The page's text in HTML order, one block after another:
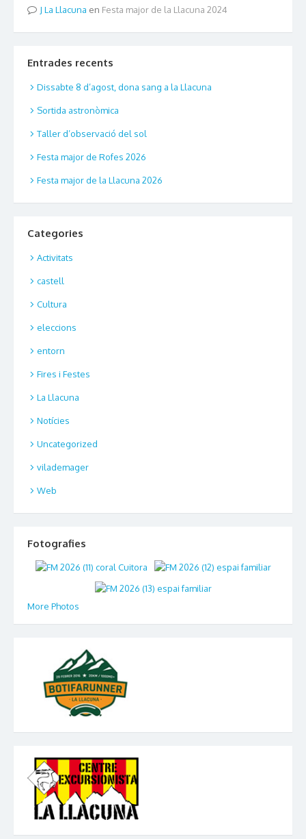
La Llacuna en Festa major de la Llacuna 2024
Entrades recents
Dissabte 8 d’agost, dona sang a la Llacuna
Sortida astronòmica
Taller d’observació del sol
Festa major de Rofes 2026
Festa major de la Llacuna 2026
Categories
Activitats
castell
Cultura
eleccions
entorn
Fires i Festes
La Llacuna
Notícies
Uncategorized
vilademager
Web
Fotografies
More Photos